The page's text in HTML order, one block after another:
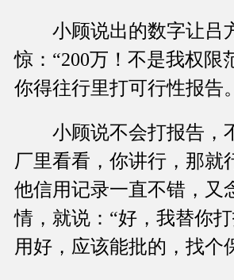
小顾说出的数字让吕
惊：“200万！不是我权限
你得往行里打可行性报告
小顾说不会打报告，
厂里看看，你讲行，那就
他信用记录一直不错，又
情，就说：“好，我替你
用好，应该能批的，找个